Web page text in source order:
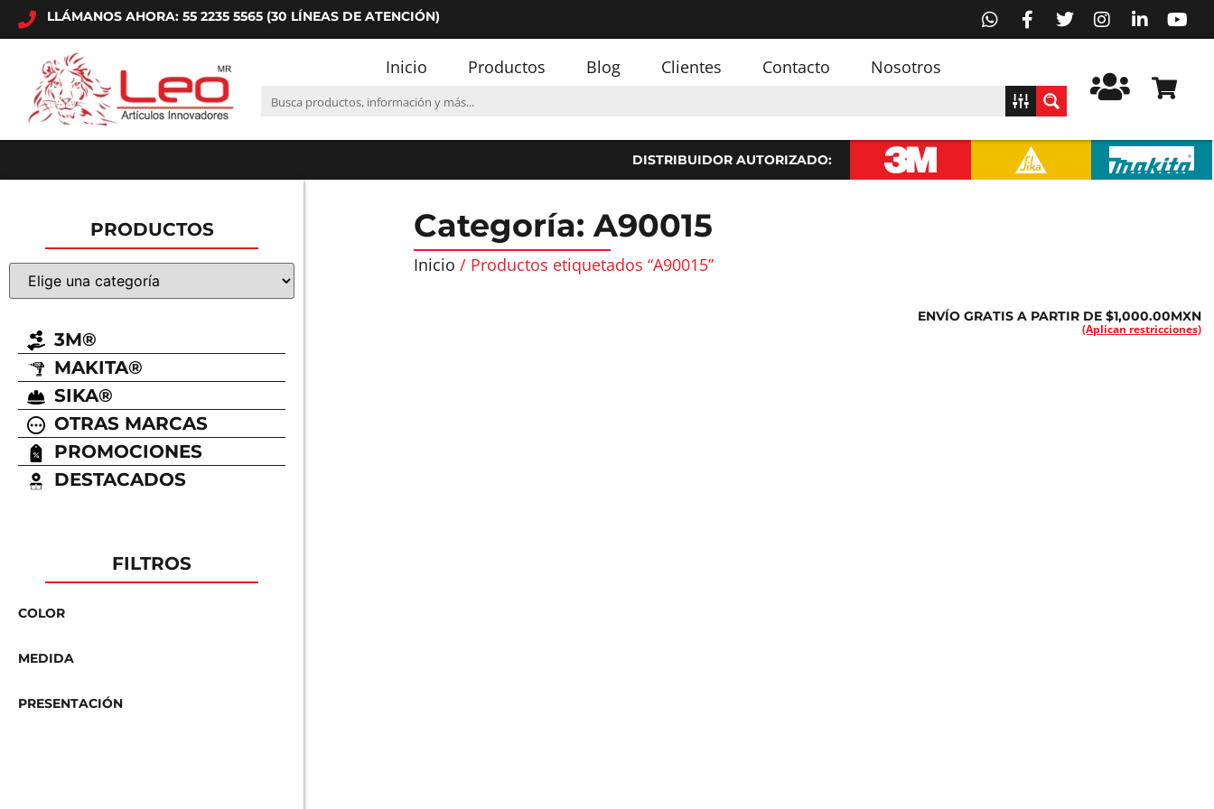
LLÁMANOS AHORA: 55 2235 5565 (30 LÍNEAS DE ATENCIÓN)
Inicio Productos Blog Clientes Contacto Nosotros
DISTRIBUIDOR AUTORIZADO:
PRODUCTOS
3M®
MAKITA®
SIKA®
OTRAS MARCAS
PROMOCIONES
DESTACADOS
FILTROS
COLOR
MEDIDA
PRESENTACIÓN
Categoría: A90015
Inicio / Productos etiquetados “A90015”
ENVÍO GRATIS A PARTIR DE $1,000.00MXN
(Aplican restricciones)